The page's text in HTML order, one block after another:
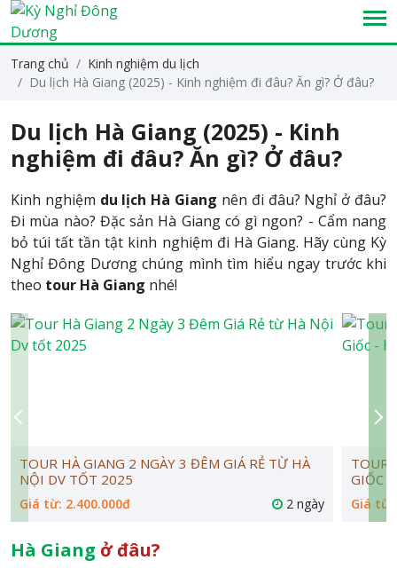
Trang chủ
Kinh nghiệm du lịch
Du lịch Hà Giang (2025) - Kinh nghiệm đi đâu? Ăn gì? Ở đâu?
Du lịch Hà Giang (2025) - Kinh
nghiệm đi đâu? Ăn gì? Ở đâu?
Kinh nghiệm du lịch Hà Giang nên đi đâu? Nghỉ ở đâu?
Đi mùa nào? Đặc sản Hà Giang có gì ngon? - Cẩm nang
bỏ túi tất tần tật kinh nghiệm đi Hà Giang. Hãy cùng Kỳ
Nghỉ Đông Dương chúng mình tìm hiểu ngay trước khi
theo tour Hà Giang nhé!
TOUR HÀ GIANG 2 NGÀY 3 ĐÊM GIÁ RẺ TỪ HÀ
NỘI DV TỐT 2025
Giá từ: 2.400.000đ 2 ngày
TOUR
GIỐC -
Giá từ:
Hà Giang ở đâu?